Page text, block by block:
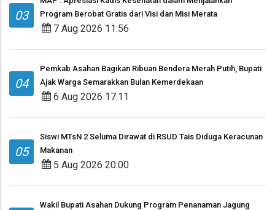
03
Program Berobat Gratis dari Visi dan Misi Merata
7 Aug 2026 11:56
04
Pemkab Asahan Bagikan Ribuan Bendera Merah Putih, Bupati
Ajak Warga Semarakkan Bulan Kemerdekaan
6 Aug 2026 17:11
05
Siswi MTsN 2 Seluma Dirawat di RSUD Tais Diduga Keracunan
Makanan
5 Aug 2026 20:00
Wakil Bupati Asahan Dukung Program Penanaman Jagung